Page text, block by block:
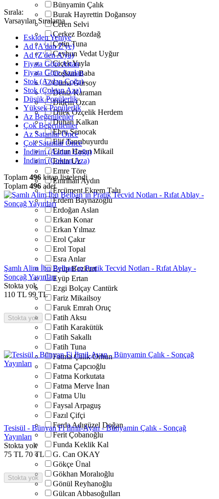
Bünyamin Çalık
Burak Hayrettin Doğansoy
Ceren Selvi
Çerkez Bozdağ
Çetin Tuna
Ceyhun Vedat Uyğur
Çiçek Yayla
Coşkun Baba
Cuma Gürsoy
Deniz Karaman
Didem Özcan
Dilek Özçelik Herdem
Duhan Kalkan
Ebru Şenocak
Elif Tanrıbuyurdu
Elnur Hasan Mikail
Emin Uz
Emre Töre
Emrihan Aydın
Ercüment Ekrem Talu
Erdem Baynazoğlu
Erdoğan Aslan
Erkan Konar
Erkan Yılmaz
Erol Çakır
Erol Topal
Esra Anlar
Eyüp Bozkurt
Eyüp Ertan
Ezgi Bolçay Cantürk
Fariz Mikailsoy
Faruk Emrah Oruç
Fatih Aksu
Fatih Karakütük
Fatih Sakallı
Fatih Tuna
Fatma Çalik Orhun
Fatma Çapcıoğlu
Fatma Korkutata
Fatma Merve İnan
Fatma Ulu
Faysal Arpaguş
Fazıl Çifçi
Ferda Adıgüzel Doğan
Ferit Çobanoğlu
Funda Keklik Kal
G. Can OKAY
Gökçe Ünal
Gökhan Moralıoğlu
Gönül Reyhanoğlu
Gülcan Abbasoğulları
Sırala:
Varsayılan Sıralama
Eskiden Yeniye
Ad (A'dan Z'ye)
Ad (Z'den A'ya)
Fiyata Göre Artan
Fiyata Göre Azalan
Stok (Azdan Çoğa)
Stok (Çoktan Aza)
Düşük Popülerlik
Yüksek Popülerlik
Az Beğenilenler
Çok Beğenilenler
Az Satanlar Önce
Çok Satanlar Önce
İndirim (Azdan Çoğa)
İndirim (Çoktan Aza)
Toplam 496 kitap listelendi
Toplam 496 adet
Şamlı Alim İbn Belban’ın Pratik Tecvid Notları - Rıfat Ablay -
Sonçağ Yayınları
Stokta yok
110 TL 99 TL
Stokta yok
Tesisül - Bünyan Fi İlmil-Ayan - Bünyamin Çalık - Sonçağ
Yayınları
Stokta yok
75 TL 70 TL
Stokta yok